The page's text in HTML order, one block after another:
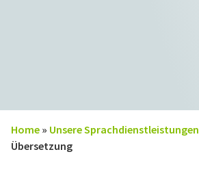
Home » Unsere Sprachdienstleistungen
Übersetzung